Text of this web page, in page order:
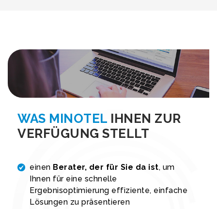
WAS MINOTEL IHNEN ZUR
VERFÜGUNG STELLT
einen Berater, der für Sie da ist, um
Ihnen für eine schnelle
Ergebnisoptimierung effiziente, einfache
Lösungen zu präsentieren